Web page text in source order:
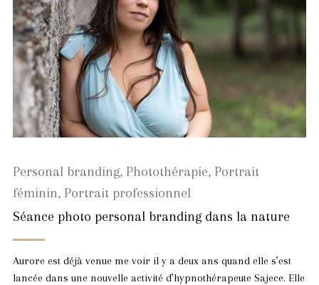
Personal branding, Photothérapie, Portrait
féminin, Portrait professionnel
Séance photo personal branding dans la nature
Aurore est déjà venue me voir il y a deux ans quand elle s’est
lancée dans une nouvelle activité d’hypnothérapeute Sajece. Elle